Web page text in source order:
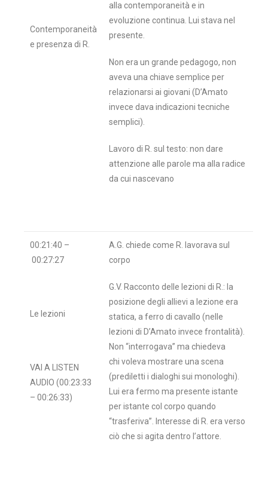
Contemporaneità
e presenza di R.
alla contemporaneità e in
evoluzione continua. Lui stava nel
presente.
Non era un grande pedagogo, non
aveva una chiave semplice per
relazionarsi ai giovani (D’Amato
invece dava indicazioni tecniche
semplici).
Lavoro di R. sul testo: non dare
attenzione alle parole ma alla radice
da cui nascevano
00:21:40 –
00:27:27
Le lezioni
VAI A LISTEN
AUDIO (00:23:33
– 00:26:33)
A.G. chiede come R. lavorava sul
corpo
G.V. Racconto delle lezioni di R.: la
posizione degli allievi a lezione era
statica, a ferro di cavallo (nelle
lezioni di D’Amato invece frontalità).
Non “interrogava” ma chiedeva
chi voleva mostrare una scena
(prediletti i dialoghi sui monologhi).
Lui era fermo ma presente istante
per istante col corpo quando
“trasferiva”. Interesse di R. era verso
ciò che si agita dentro l’attore.